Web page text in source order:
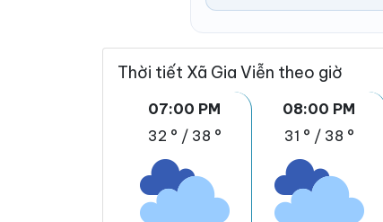
Thời tiết Xã Gia Viễn theo giờ
07:00 PM
32 ° / 38 °
08:00 PM
31 ° / 38 °